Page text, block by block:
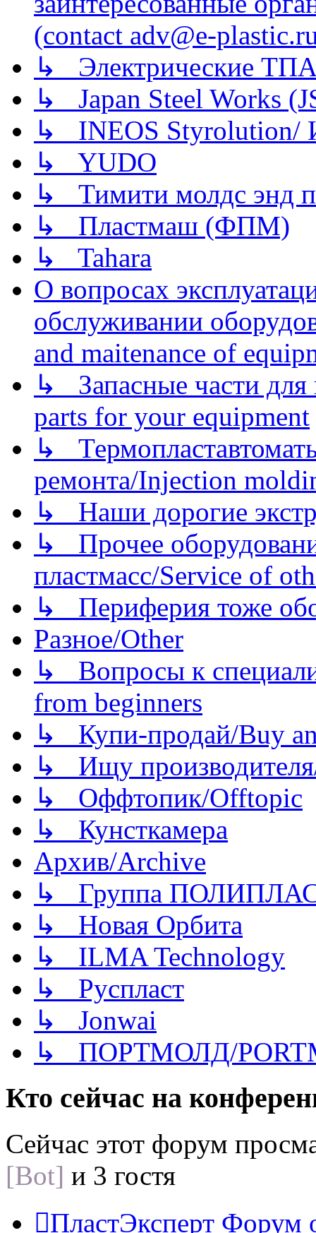
(contact adv@e-
↳ Электрические
↳ Japan Steel Works
↳ INEOS
↳ YUDO
↳ Тимити молдс энд
↳ Пластмаш (ФПМ)
↳ Tahara
О вопросах
обслуживании
and maitenance of
↳ Запасные части для
parts for your equipment
↳
ремонта/Injection
↳ Наши дорогие
↳ Прочее
пластмасс/Service of
↳ Периферия тоже
Разное/Other
↳ Вопросы к
from beginners
↳ Купи-продай/Buy
↳ Ищу
↳ Оффтопик/Offtopic
↳ Кунсткамера
Архив/Archive
↳ Группа
↳ Новая Орбита
↳ ILMA Technology
↳ Руспласт
↳ Jonwai
↳ ПОРТМОЛД/
Кто сейчас на
Сейчас этот форум
[Bot] и 3 гостя
ПластЭксперт Форум